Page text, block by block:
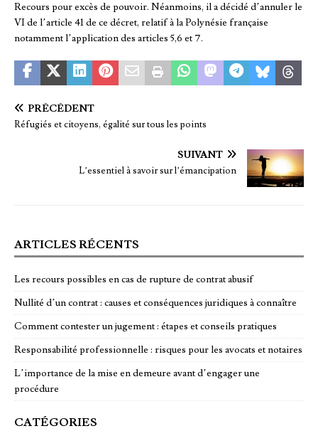
Recours pour excès de pouvoir. Néanmoins, il a décidé d’annuler le
VI de l’article 41 de ce décret, relatif à la Polynésie française
notamment l’application des articles 5,6 et 7.
PRÉCÉDENT
Réfugiés et citoyens, égalité sur tous les points
SUIVANT
L’essentiel à savoir sur l’émancipation
ARTICLES RÉCENTS
Les recours possibles en cas de rupture de contrat abusif
Nullité d’un contrat : causes et conséquences juridiques à connaître
Comment contester un jugement : étapes et conseils pratiques
Responsabilité professionnelle : risques pour les avocats et notaires
L’importance de la mise en demeure avant d’engager une
procédure
CATÉGORIES